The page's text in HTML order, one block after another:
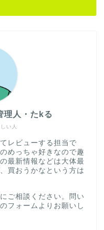
い人
理人・たkる
レビューする担当で
めっちゃ好きなので趣
最新情報などは大体最
買おうかなという方は
ご相談ください。問い
フォームよりお願いし